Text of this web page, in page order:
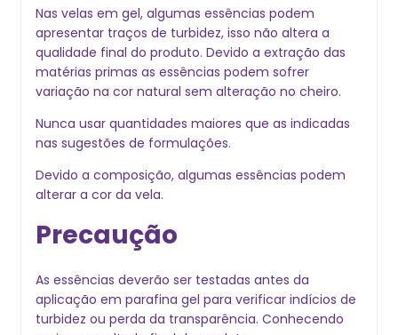
Nas velas em gel, algumas essências podem
apresentar traços de turbidez, isso não altera a
qualidade final do produto. Devido a extração das
matérias primas as essências podem sofrer
variação na cor natural sem alteração no cheiro.
Nunca usar quantidades maiores que as indicadas
nas sugestões de formulações.
Devido a composição, algumas essências podem
alterar a cor da vela.
Precaução
As essências deverão ser testadas antes da
aplicação em parafina gel para verificar indícios de
turbidez ou perda da transparência. Conhecendo